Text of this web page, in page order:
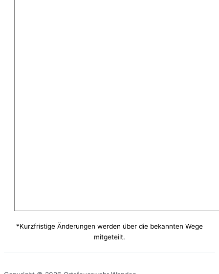
*Kurzfristige Änderungen werden über die bekannten Wege
mitgeteilt.